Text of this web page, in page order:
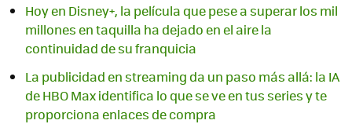
Hoy en Disney+, la película que pese a superar los mil
millones en taquilla ha dejado en el aire la
continuidad de su franquicia
La publicidad en streaming da un paso más allá: la IA
de HBO Max identifica lo que se ve en tus series y te
proporciona enlaces de compra